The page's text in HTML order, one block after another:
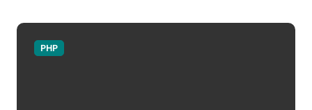
PHP